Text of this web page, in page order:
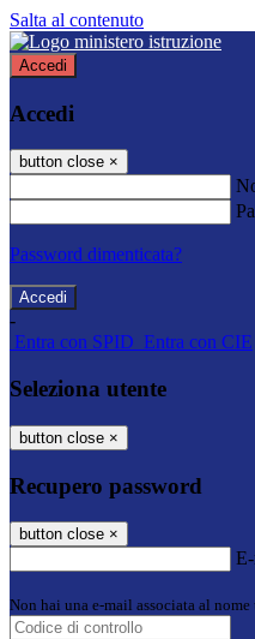
Salta al contenuto
Accedi
Accedi
button close ×
Password dimenticata?
-
Entra con SPID Entra con CIE
Seleziona utente
button close ×
Recupero password
button close ×
Non hai una e-mail associata al